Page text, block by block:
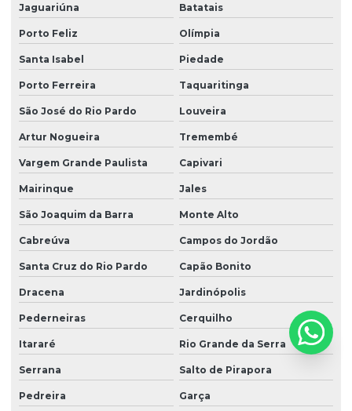
Ltcat para soldador
Nr 10 complementar sep
Nr 10 elétrica
Nr 10 treinamentos
Nr 15 ruído
Nr 17 bancada de trabalho
Nr 17 básico
Nr 20 básico
Nr 20 frentista
Nr 20 inflamáveis
Nr 20 integração
Nr 20 intermediário
Jaguariúna Batatais
Porto Feliz Olímpia
Santa Isabel Piedade
Porto Ferreira Taquaritinga
São José do Rio Pardo Louveira
Artur Nogueira Tremembé
Vargem Grande Paulista Capivari
Mairinque Jales
São Joaquim da Barra Monte Alto
Cabreúva Campos do Jordão
Santa Cruz do Rio Pardo Capão Bonito
Dracena Jardinópolis
Pederneiras Cerquilho
Itararé Rio Grande da Serra
Serrana Salto de Pirapora
Pedreira Garça